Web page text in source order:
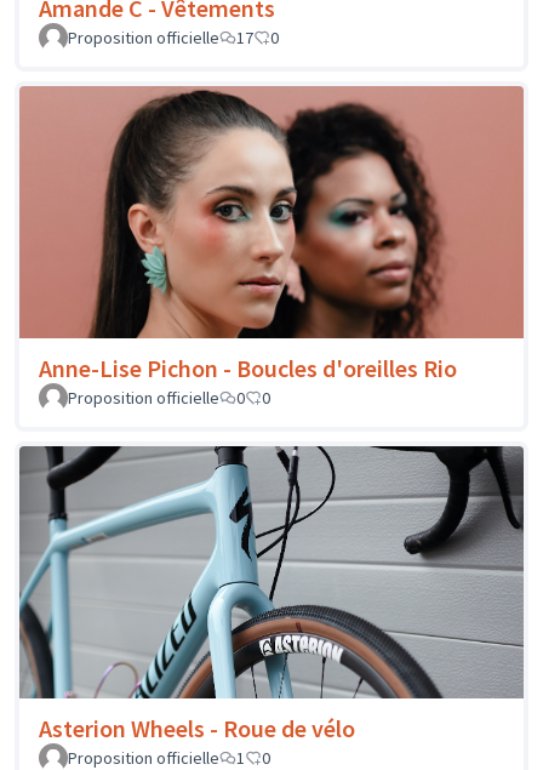
Amande C - Vêtements
Proposition officielle 17 0
Anne-Lise Pichon - Boucles d'oreilles Rio
Proposition officielle 0 0
Asterion Wheels - Roue de vélo
Proposition officielle 1 0